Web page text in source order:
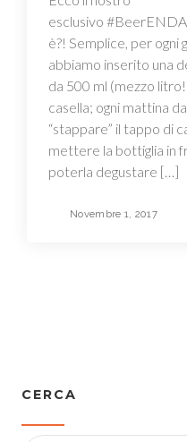
esclusivo
è?! Semplice, per
abbiamo inserito una
da 500 ml (mezzo
casella; ogni mattina
“stappare” il tappo di
mettere la bottiglia in
poterla degustare […]
Novembre 1, 2017
CERCA